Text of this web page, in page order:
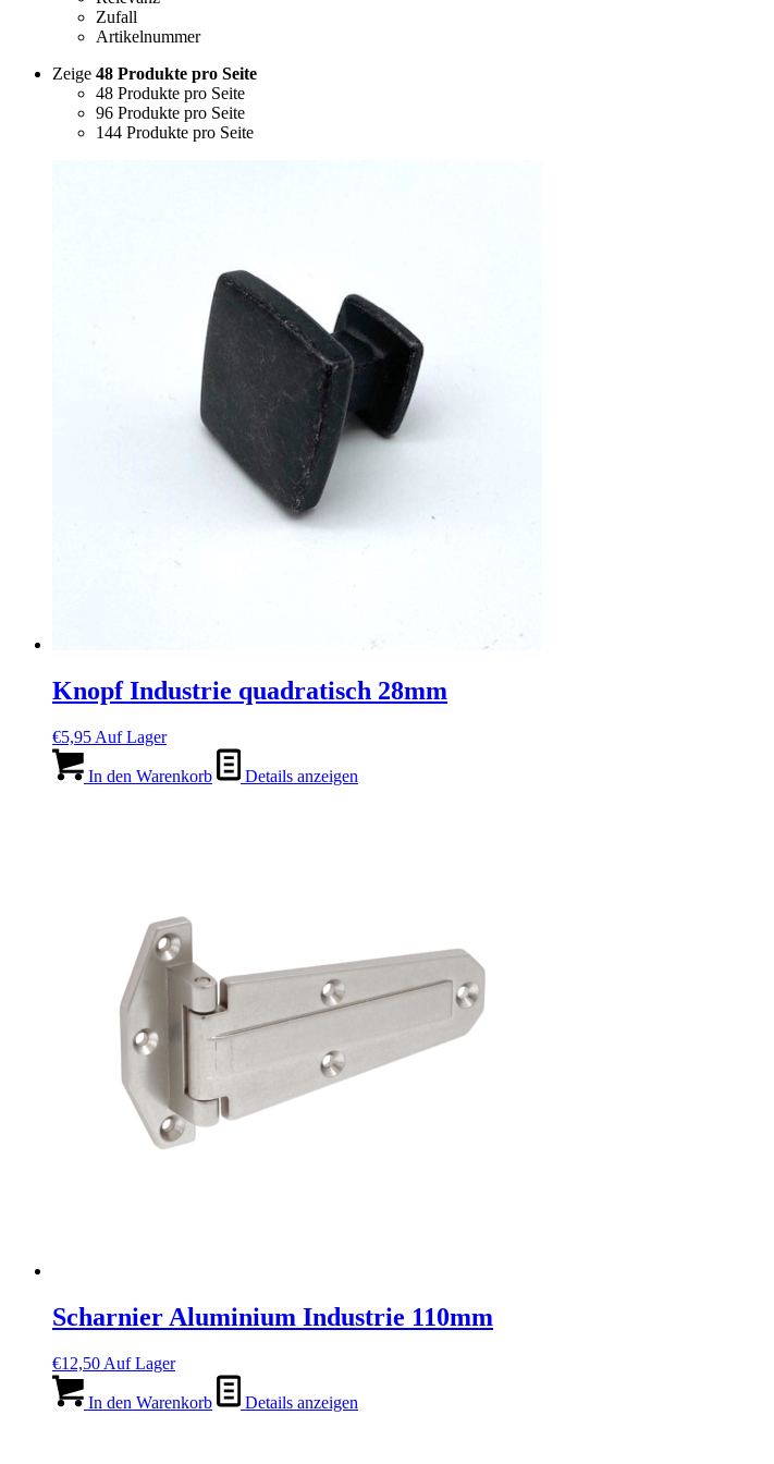
Zufall
Artikelnummer
Zeige 48 Produkte pro Seite
48 Produkte pro Seite
96 Produkte pro Seite
144 Produkte pro Seite
Knopf Industrie quadratisch 28mm
€5,95 Auf Lager
In den Warenkorb Details anzeigen
Scharnier Aluminium Industrie 110mm
€12,50 Auf Lager
In den Warenkorb Details anzeigen